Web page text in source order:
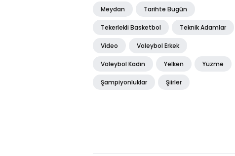
Meydan Tarihte Bugün
Tekerlekli Basketbol Teknik Adamlar
Video Voleybol Erkek
Voleybol Kadın Yelken Yüzme
Şampiyonluklar Şiirler